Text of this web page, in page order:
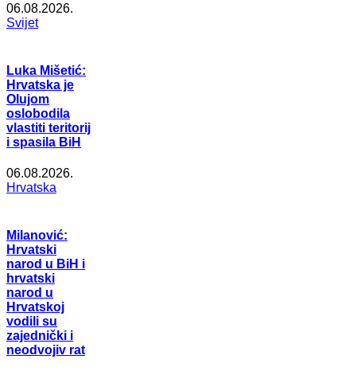
06.08.2026.
Svijet
Luka Mišetić:
Hrvatska je
Olujom
oslobodila
vlastiti teritorij
i spasila BiH
06.08.2026.
Hrvatska
Milanović:
Hrvatski
narod u BiH i
hrvatski
narod u
Hrvatskoj
vodili su
zajednički i
neodvojiv rat